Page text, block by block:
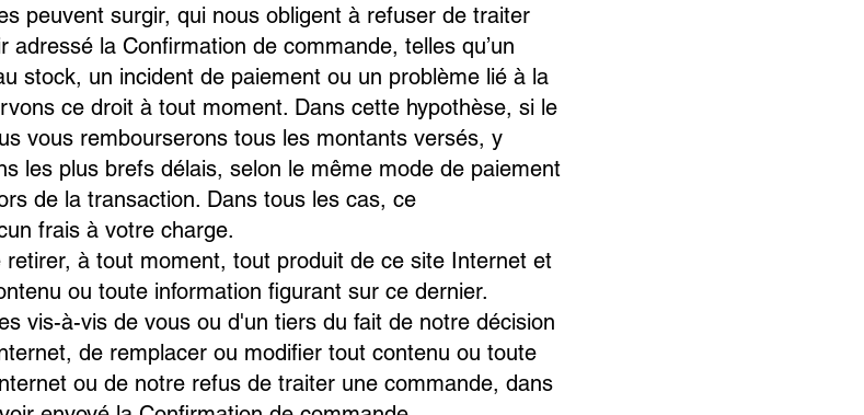
peuvent surgir, qui nous obligent à refuser de traiter
la Confirmation de commande, telles qu’un
stock, un incident de paiement ou un problème lié à la
ce droit à tout moment. Dans cette hypothèse, si le
vous rembourserons tous les montants versés, y
les plus brefs délais, selon le même mode de paiement
de la transaction. Dans tous les cas, ce
frais à votre charge.
à tout moment, tout produit de ce site Internet et
ou toute information figurant sur ce dernier.
vis-à-vis de vous ou d'un tiers du fait de notre décision
de remplacer ou modifier tout contenu ou toute
ou de notre refus de traiter une commande, dans